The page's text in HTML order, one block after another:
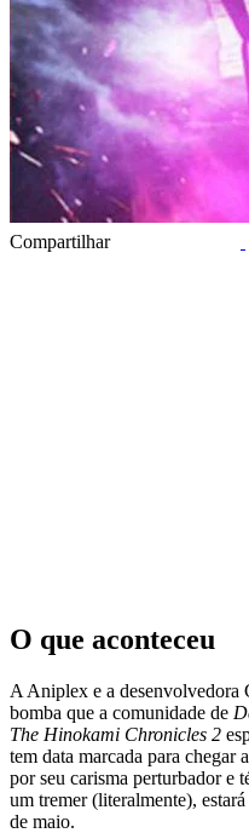
Compartilhar
O que aconteceu
A Aniplex e a desenvolvedora
bomba que a comunidade de
The Hinokami Chronicles 2
tem data marcada para chegar
por seu carisma perturbador e
um tremer (literalmente),
de maio.